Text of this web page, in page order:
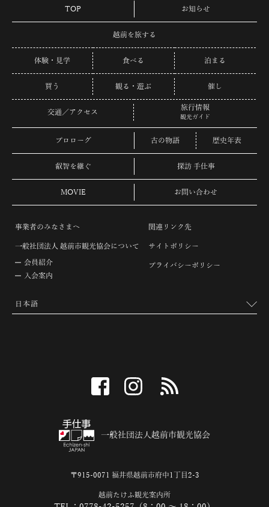
TOP お知らせ
越前を旅する
体験・見学 食べる 泊まる
買う 観る・遊ぶ 催し
交通／アクセス
旅行情報
観光ガイド
プロローグ 古の物語 歴史年表
叡智を継ぐ 探訪 手仕事
MOVIE お問い合わせ
事業者のみなさまへ
一般社団法人 越前市観光協会について
会員紹介
入会案内
関連リンク先
サイトポリシー
プライバシーポリシー
facebook instagram
一般社団法人越前市観光協会
〒915-0071 福井県越前市府中1丁目2-3
越前たけふ観光案内所